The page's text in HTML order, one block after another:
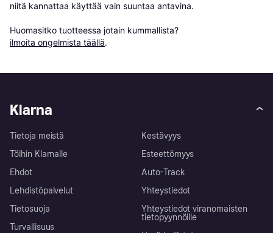
niitä kannattaa käyttää vain suuntaa antavina.
Huomasitko tuotteessa jotain kummallista?
ilmoita ongelmista täällä.
Klarna
Tietoja meistä
Töihin Klarnalle
Ehdot
Lehdistöpalvelut
Tietosuoja
Turvallisuus
Kestävyys
Esteettömyys
Auto-Track
Yhteystiedot
Yhteystiedot viranomaisten
tietopyynnöille